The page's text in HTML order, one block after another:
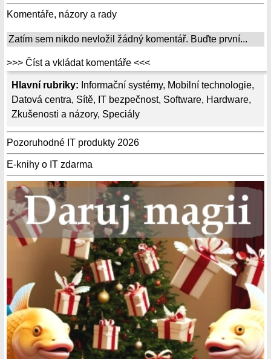
Hlavní rubriky: Informační systémy, Mobilní technologie,
Datová centra, Sítě, IT bezpečnost, Software, Hardware,
Zkušenosti a názory, Speciály
Pozoruhodné IT produkty 2026
E-knihy o IT zdarma
Komentáře, názory a rady
Zatím sem nikdo nevložil žádný komentář. Buďte první...
>>> Číst a vkládat komentáře <<<